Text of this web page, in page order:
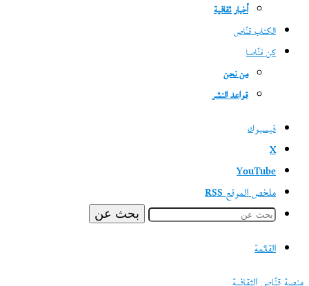
أخبار ثقافية
الكتاب قنّاص
كن قنّاصا
من نحن
قواعد النشر
فيسبوك
‫X
‫YouTube
ملخص الموقع RSS
بحث عن
القائمة